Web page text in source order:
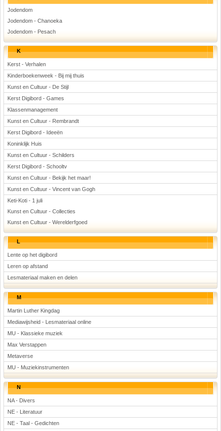
Jodendom
Jodendom - Chanoeka
Jodendom - Pesach
K
Kerst - Verhalen
Kinderboekenweek - Bij mij thuis
Kunst en Cultuur - De Stijl
Kerst Digibord - Games
Klassenmanagement
Kunst en Cultuur - Rembrandt
Kerst Digibord - Ideeën
Koninklijk Huis
Kunst en Cultuur - Schilders
Kerst Digibord - Schooltv
Kunst en Cultuur - Bekijk het maar!
Kunst en Cultuur - Vincent van Gogh
Keti-Koti - 1 juli
Kunst en Cultuur - Collecties
Kunst en Cultuur - Werelderfgoed
L
Lente op het digibord
Leren op afstand
Lesmateriaal maken en delen
M
Martin Luther Kingdag
Mediawijsheid - Lesmateriaal online
MU - Klassieke muziek
Max Verstappen
Metaverse
MU - Muziekinstrumenten
N
NA - Divers
NE - Literatuur
NE - Taal - Gedichten